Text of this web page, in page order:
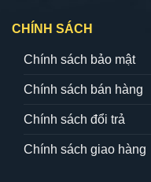
CHÍNH SÁCH
Chính sách bảo mật
Chính sách bán hàng
Chính sách đổi trả
Chính sách giao hàng